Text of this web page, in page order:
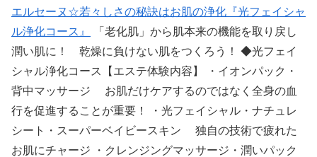
エルセーヌ☆若々しさの秘訣はお肌の浄化『光フェイシャ
ル浄化コース』
「老化肌」から肌本来の機能を取り戻し
潤い肌に！ 乾燥に負けない肌をつくろう！ ◆光フェイ
シャル浄化コース【エステ体験内容】 ・イオンパック・
背中マッサージ お肌だけケアするのではなく全身の血
行を促進することが重要！ ・光フェイシャル・ナチュレ
シート・スーパーベイビースキン 独自の技術で疲れた
お肌にチャージ ・クレンジングマッサージ・潤いパック